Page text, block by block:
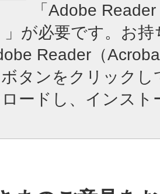
「Adobe
」が必要です。お
Reader（
タンをクリック
ードし、インスト